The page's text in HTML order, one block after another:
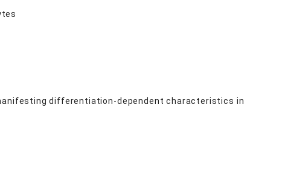
differentiation-dependent characteristics in